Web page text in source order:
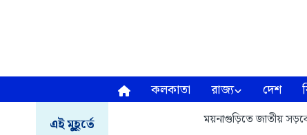
কলকাতা রাজ্য দেশ
এই মুহূর্তে ময়নাগুড়িতে জাতীয়